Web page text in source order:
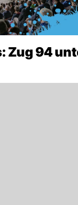
Zug 94